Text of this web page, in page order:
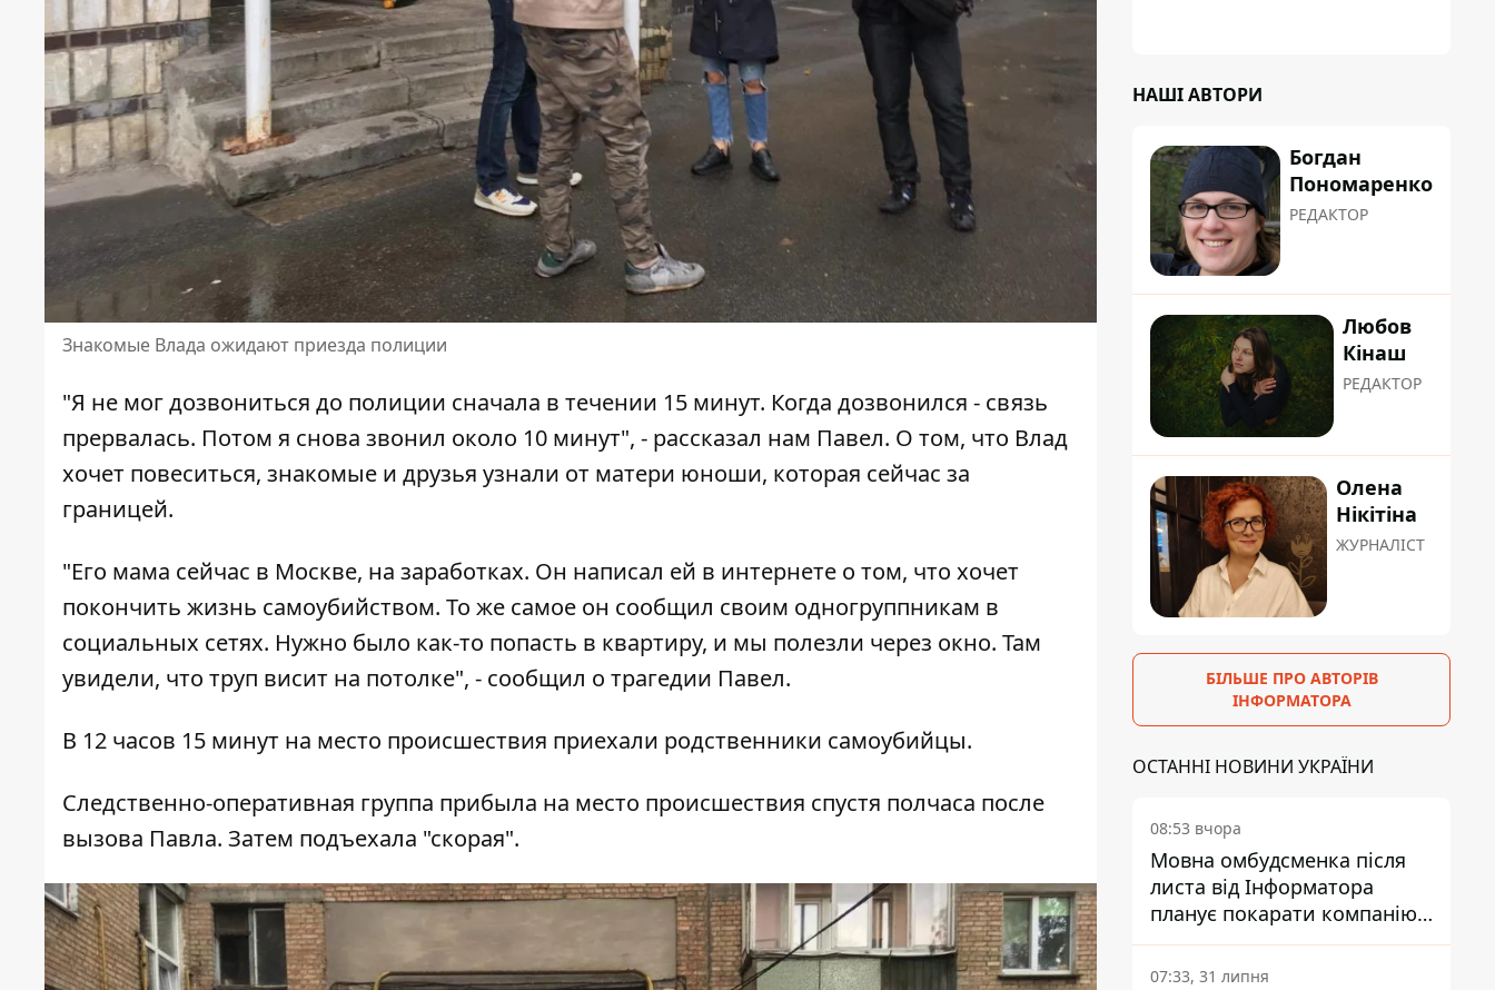
Знакомые Влада ожидают приезда полиции
"Я не мог дозвониться до полиции сначала в течении 15 минут. Когда дозвонился - связь
прервалась. Потом я снова звонил около 10 минут", - рассказал нам Павел. О том, что Влад
хочет повеситься, знакомые и друзья узнали от матери юноши, которая сейчас за
границей.
"Его мама сейчас в Москве, на заработках. Он написал ей в интернете о том, что хочет
покончить жизнь самоубийством. То же самое он сообщил своим одногруппникам в
социальных сетях. Нужно было как-то попасть в квартиру, и мы полезли через окно. Там
увидели, что труп висит на потолке", - сообщил о трагедии Павел.
В 12 часов 15 минут на место происшествия приехали родственники самоубийцы.
Следственно-оперативная группа прибыла на место происшествия спустя полчаса после
вызова Павла. Затем подъехала "скорая".
НАШІ АВТОРИ
Богдан
Пономаренко
РЕДАКТОР
Любов
Кінаш
РЕДАКТОР
Олена
Нікітіна
ЖУРНАЛІСТ
БІЛЬШЕ ПРО АВТОРІВ
ІНФОРМАТОРА
ОСТАННІ НОВИНИ УКРАЇНИ
08:53 вчора
Мовна омбудсменка після
листа від Інформатора
планує покарати компанію-
підрядника ПриватБанку
07:33, 31 липня